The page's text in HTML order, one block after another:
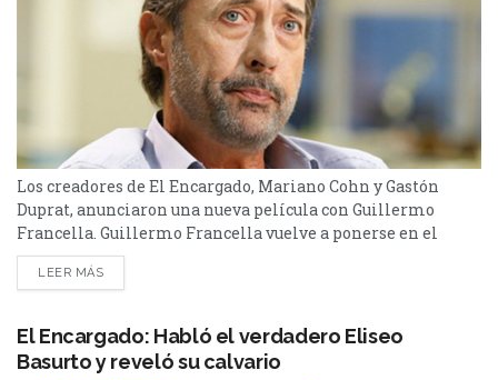
Los creadores de El Encargado, Mariano Cohn y Gastón
Duprat, anunciaron una nueva película con Guillermo
Francella. Guillermo Francella vuelve a ponerse en el
centro de atención con su próximo proyecto, Homo
Argentum, una serie que lo reúne con los creadores de El
retoma su rol de protagonista, esta vez en...
LEER MÁS
El Encargado: Habló el verdadero Eliseo
Basurto y reveló su calvario